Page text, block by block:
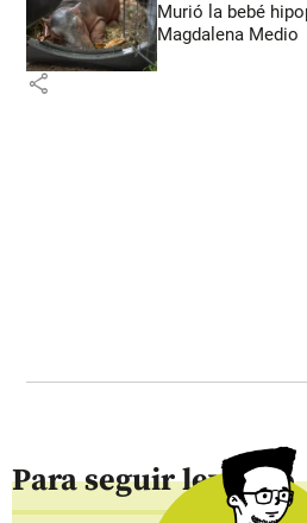
Murió la bebé
Magdalena Medio
share
Para seguir leyendo